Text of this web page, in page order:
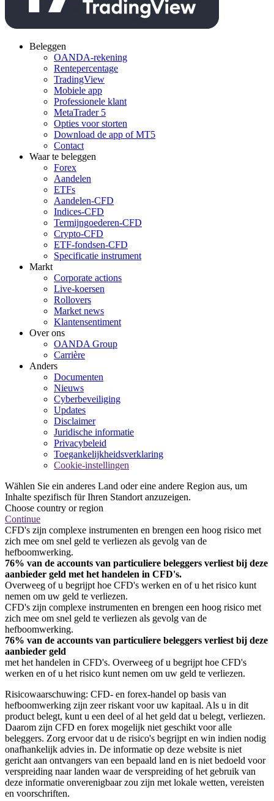
Beleggen
OANDA-rekening
Rentepercentage
TradingView
Mobiele app
Professionele klant
MetaTrader 5
Opties voor storten
Download de app of MT5
Contact
Waar te beleggen
Forex
Aandelen
ETFs
Aandelen-CFD
Indices-CFD
Termijngoederen-CFD
Crypto-CFD
ETF-fondsen-CFD
Specificatie instrument
Markt
Corporate actions
Live-koersen
Rollovers
Market news
Klantensentiment
Over ons
OANDA Group
Carrière
Anders
Documenten
Nieuws
Cyberbeveiliging
Updates
Disclaimer
Juridische informatie
Privacybeleid
Toegankelijkheidsverklaring
Cookie-instellingen
Wählen Sie ein anderes Land oder eine andere Region aus, um
Inhalte spezifisch für Ihren Standort anzuzeigen.
Choose country or region
Continue
CFD's zijn complexe instrumenten en brengen een hoog risico met
zich mee om snel geld te verliezen als gevolg van de
hefboomwerking.
76% van de accounts van particuliere beleggers verliest bij deze
aanbieder geld met het handelen in CFD's.
Overweeg of u begrijpt hoe CFD's werken en of u het risico kunt
nemen om uw geld te verliezen.
CFD's zijn complexe instrumenten en brengen een hoog risico met
zich mee om snel geld te verliezen als gevolg van de
hefboomwerking.
76% van de accounts van particuliere beleggers verliest bij deze
aanbieder geld
met het handelen in CFD's. Overweeg of u begrijpt hoe CFD's
werken en of u het risico kunt nemen om uw geld te verliezen.
Risicowaarschuwing: CFD- en forex-handel op basis van
hefboomwerking zijn zeer riskant voor uw kapitaal. Als u in dit
product belegt, kunt u een deel of al het geld dat u belegt, verliezen.
Daarom zijn CFD en forex mogelijk niet geschikt voor alle
beleggers. Zorg ervoor dat u de risico's begrijpt en win indien nodig
onafhankelijk advies in. De informatie op deze website is niet
gericht aan ontvangers van een bepaald land en is niet bedoeld voor
verspreiding naar landen waar de verspreiding of het gebruik van
deze informatie onverenigbaar zou zijn met lokale wetten, vereisten
en voorschriften.